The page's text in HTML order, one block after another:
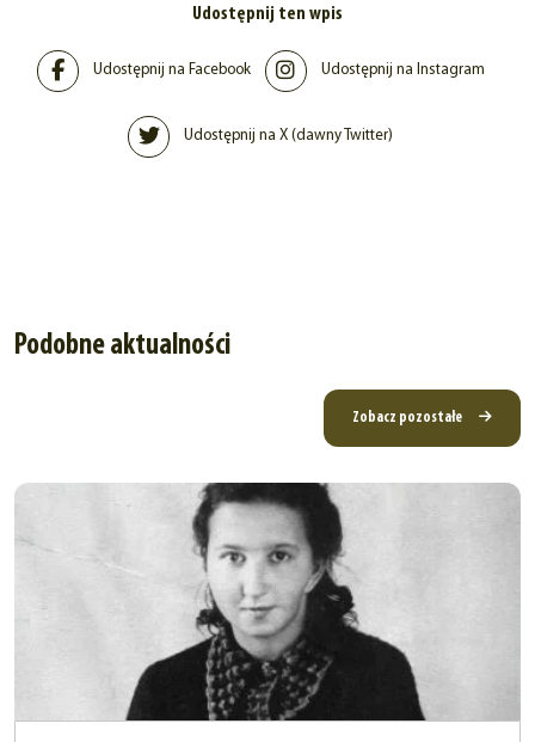
Udostępnij ten wpis
Udostępnij na Facebook Udostępnij na Instagram
Udostępnij na X (dawny Twitter)
Podobne aktualności
Zobacz pozostałe